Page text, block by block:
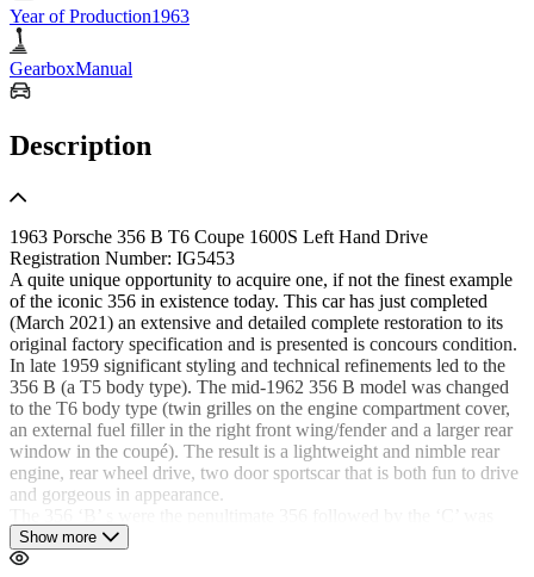
Year of Production1963
GearboxManual
Description
1963 Porsche 356 B T6 Coupe 1600S Left Hand Drive
Registration Number: IG5453
A quite unique opportunity to acquire one, if not the finest example
of the iconic 356 in existence today. This car has just completed
(March 2021) an extensive and detailed complete restoration to its
original factory specification and is presented is concours condition.
In late 1959 significant styling and technical refinements led to the
356 B (a T5 body type). The mid-1962 356 B model was changed
to the T6 body type (twin grilles on the engine compartment cover,
an external fuel filler in the right front wing/fender and a larger rear
window in the coupé). The result is a lightweight and nimble rear
engine, rear wheel drive, two door sportscar that is both fun to drive
and gorgeous in appearance.
phased out in 1965 in favour of the new model, the 911 and the rest
is history as they say.
Show more